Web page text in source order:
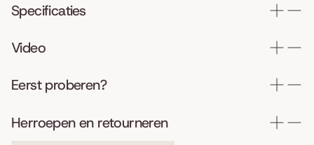
Specificaties
Video
Eerst proberen?
Herroepen en retourneren